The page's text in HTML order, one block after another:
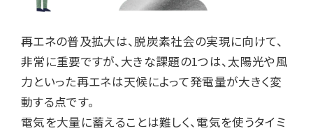
再エネの普及拡大は、脱炭素社会の実現に向けて、
非常に重要ですが、大きな課題の1つは、太陽光や風
力といった再エネは天候によって発電量が大きく変
動する点です。
電気を大量に蓄えることは難しく、電気を使うタイミ